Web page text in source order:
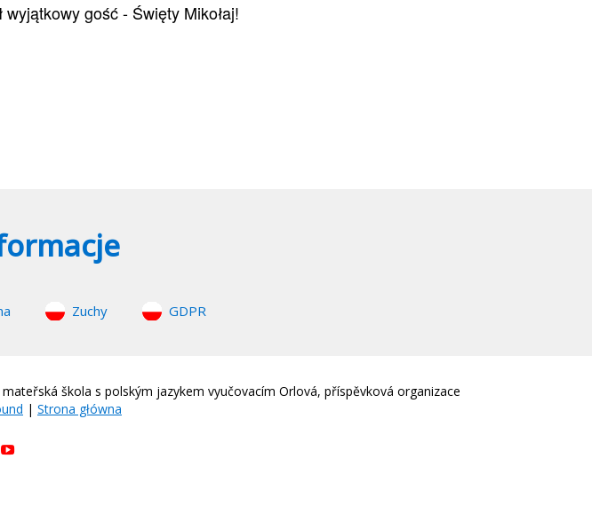
gość - Święty Mikołaj!
Zuchy GDPR
škola s polským jazykem vyučovacím Orlová, příspěvková organizace
| Strona główna